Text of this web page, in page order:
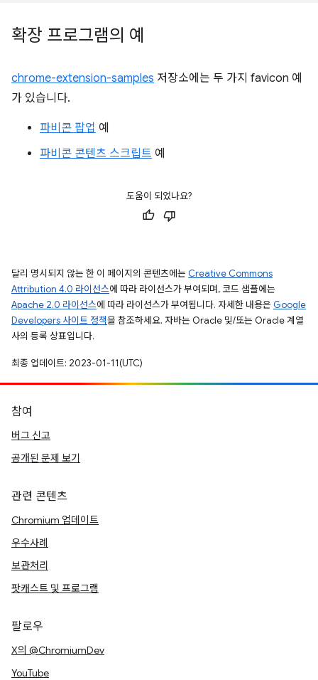
확장 프로그램의 예
chrome-extension-samples 저장소에는 두 가지 favicon 예
가 있습니다.
파비콘 팝업 예
파비콘 콘텐츠 스크립트 예
도움이 되었나요?
달리 명시되지 않는 한 이 페이지의 콘텐츠에는 Creative Commons
Attribution 4.0 라이선스에 따라 라이선스가 부여되며, 코드 샘플에는
Apache 2.0 라이선스에 따라 라이선스가 부여됩니다. 자세한 내용은 Google
Developers 사이트 정책을 참조하세요. 자바는 Oracle 및/또는 Oracle 계열
사의 등록 상표입니다.
최종 업데이트: 2023-01-11(UTC)
참여
버그 신고
공개된 문제 보기
관련 콘텐츠
Chromium 업데이트
우수사례
보관처리
팟캐스트 및 프로그램
팔로우
X의 @ChromiumDev
YouTube